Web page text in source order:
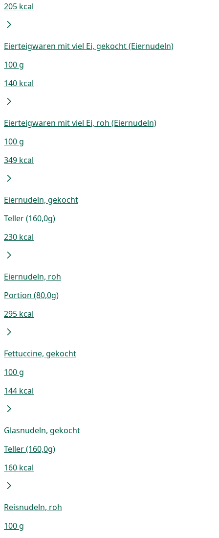
205 kcal
Eierteigwaren mit viel Ei, gekocht (Eiernudeln)
100 g
140 kcal
Eierteigwaren mit viel Ei, roh (Eiernudeln)
100 g
349 kcal
Eiernudeln, gekocht
Teller (160,0g)
230 kcal
Eiernudeln, roh
Portion (80,0g)
295 kcal
Fettuccine, gekocht
100 g
144 kcal
Glasnudeln, gekocht
Teller (160,0g)
160 kcal
Reisnudeln, roh
100 g